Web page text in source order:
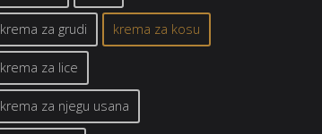
krema za grudi krema za kosu
krema za lice
krema za njegu usana